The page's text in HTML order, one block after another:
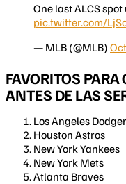
One last ALCS
pic.twitter.com/
— MLB (@MLB)
FAVORITOS
ANTES DE LAS
Los Angeles
Houston Astros
New York Yankees
New York Mets
Atlanta Braves